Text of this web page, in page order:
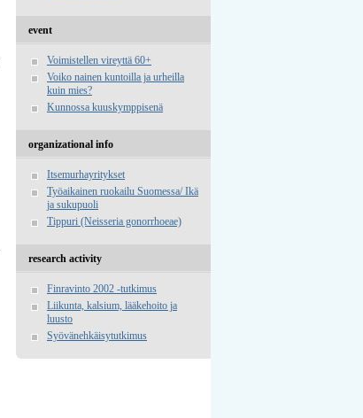
event
Voimistellen vireyttä 60+
Voiko nainen kuntoilla ja urheilla
kuin mies?
Kunnossa kuuskymppisenä
organizational info
Itsemurhayritykset
Työaikainen ruokailu Suomessa/ Ikä
ja sukupuoli
Tippuri (Neisseria gonorrhoeae)
research activity
Finravinto 2002 -tutkimus
Liikunta, kalsium, lääkehoito ja
luusto
Syövänehkäisytutkimus